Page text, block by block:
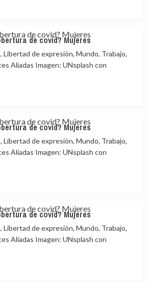
de covid? Mujeres
Libertad de expresión, Mundo, Trabajo,
Aliadas Imagen: UNsplash con
de covid? Mujeres
Libertad de expresión, Mundo, Trabajo,
Aliadas Imagen: UNsplash con
de covid? Mujeres
Libertad de expresión, Mundo, Trabajo,
Aliadas Imagen: UNsplash con